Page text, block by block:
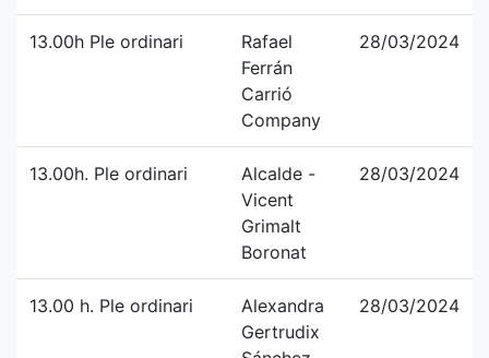
13.00h Ple ordinari
Rafael
Ferrán
Carrió
Company
28/03/2024
13.00h. Ple ordinari
Alcalde -
Vicent
Grimalt
Boronat
28/03/2024
13.00 h. Ple ordinari
Alexandra
Gertrudix
28/03/2024